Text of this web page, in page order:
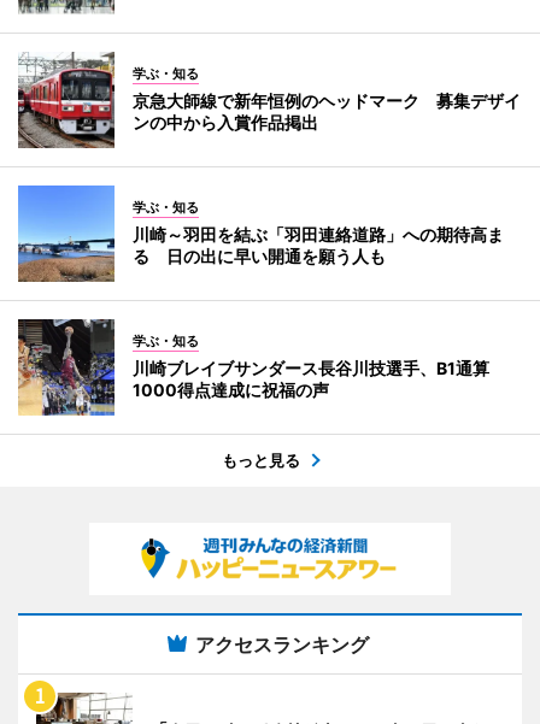
学ぶ・知る
京急大師線で新年恒例のヘッドマーク 募集デザイ
ンの中から入賞作品掲出
学ぶ・知る
川崎～羽田を結ぶ「羽田連絡道路」への期待高ま
る 日の出に早い開通を願う人も
学ぶ・知る
川崎ブレイブサンダース長谷川技選手、B1通算
1000得点達成に祝福の声
もっと見る
アクセスランキング